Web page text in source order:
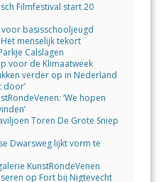
Filmfestival start 20
basisschooljeugd
menselijk tekort
Calslagen
voor de Klimaatweek
verder op in Nederland
door’
‘We hopen
Toren De Grote Sniep
Dwarsweg lijkt vorm te
KunstRondeVenen
op Fort bij Nigtevecht